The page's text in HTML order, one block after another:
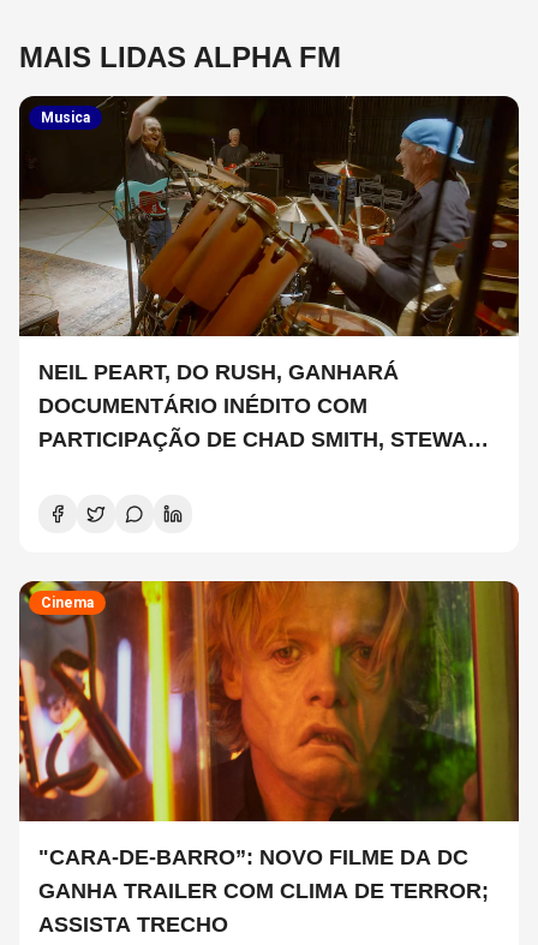
MAIS LIDAS ALPHA FM
Musica
NEIL PEART, DO RUSH, GANHARÁ
DOCUMENTÁRIO INÉDITO COM
PARTICIPAÇÃO DE CHAD SMITH, STEWART
Cinema
"CARA-DE-BARRO”: NOVO FILME DA DC
GANHA TRAILER COM CLIMA DE TERROR;
ASSISTA TRECHO